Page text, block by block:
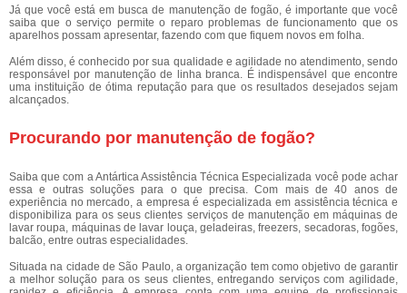
Já que você está em busca de manutenção de fogão, é importante que você
saiba que o serviço permite o reparo problemas de funcionamento que os
aparelhos possam apresentar, fazendo com que fiquem novos em folha.
Além disso, é conhecido por sua qualidade e agilidade no atendimento, sendo
responsável por manutenção de linha branca. É indispensável que encontre
uma instituição de ótima reputação para que os resultados desejados sejam
alcançados.
Procurando por manutenção de fogão?
Saiba que com a Antártica Assistência Técnica Especializada você pode achar
essa e outras soluções para o que precisa. Com mais de 40 anos de
experiência no mercado, a empresa é especializada em assistência técnica e
disponibiliza para os seus clientes serviços de manutenção em máquinas de
lavar roupa, máquinas de lavar louça, geladeiras, freezers, secadoras, fogões,
balcão, entre outras especialidades.
Situada na cidade de São Paulo, a organização tem como objetivo de garantir
a melhor solução para os seus clientes, entregando serviços com agilidade,